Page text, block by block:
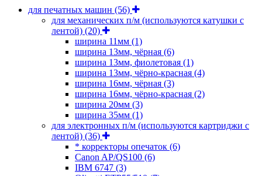
для печатных машин (56)
для механических п/м (используются катушки с
лентой) (20)
ширина 11мм (1)
ширина 13мм, чёрная (6)
ширина 13мм, фиолетовая (1)
ширина 13мм, чёрно-красная (4)
ширина 16мм, чёрная (3)
ширина 16мм, чёрно-красная (2)
ширина 20мм (3)
ширина 35мм (1)
для электронных п/м (используются картриджи с
лентой) (36)
* корректоры опечаток (6)
Canon AP/QS100 (6)
IBM 6747 (3)